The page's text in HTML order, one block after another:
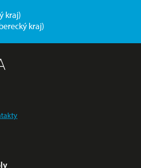
kraj)
kraj)